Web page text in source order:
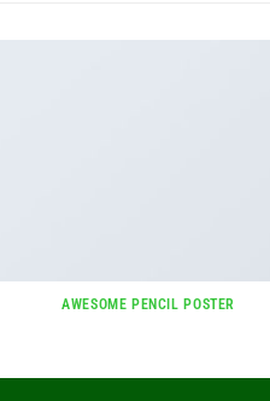
AWESOME PENCIL POSTER